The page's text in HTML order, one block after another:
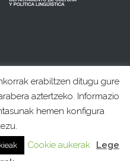
erabiltzen ditugu gure
aztertzeko. Informazio
hemen konfigura
Cookie aukerak
Lege